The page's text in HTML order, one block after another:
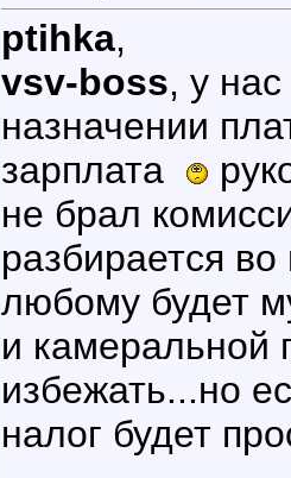
ptihka,
vsv-boss, у
назначении
зарплата
не брал
разбирается
любому будет
и камеральной
избежать...но
налог будет